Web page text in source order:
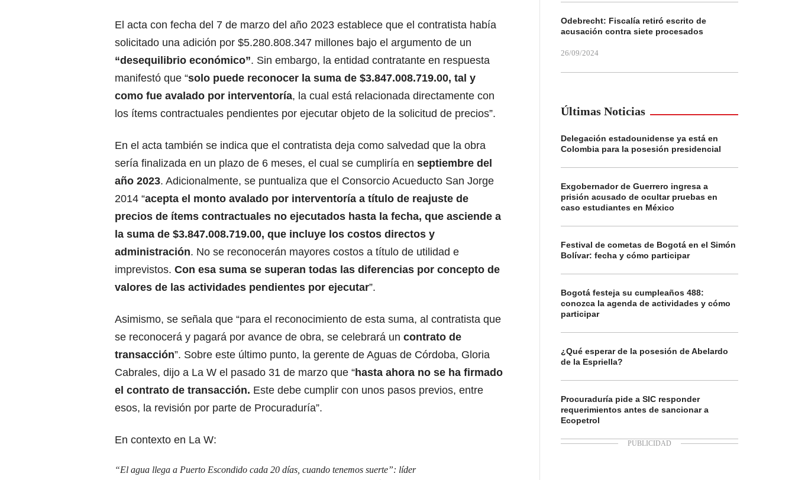
El acta con fecha del 7 de marzo del año 2023 establece que el contratista había
solicitado una adición por $5.280.808.347 millones bajo el argumento de un
“desequilibrio económico”. Sin embargo, la entidad contratante en respuesta
manifestó que “solo puede reconocer la suma de $3.847.008.719.00, tal y
como fue avalado por interventoría, la cual está relacionada directamente con
los ítems contractuales pendientes por ejecutar objeto de la solicitud de precios”.
En el acta también se indica que el contratista deja como salvedad que la obra
sería finalizada en un plazo de 6 meses, el cual se cumpliría en septiembre del
año 2023. Adicionalmente, se puntualiza que el Consorcio Acueducto San Jorge
2014 “acepta el monto avalado por interventoría a título de reajuste de
precios de ítems contractuales no ejecutados hasta la fecha, que asciende a
la suma de $3.847.008.719.00, que incluye los costos directos y
administración. No se reconocerán mayores costos a título de utilidad e
imprevistos. Con esa suma se superan todas las diferencias por concepto de
valores de las actividades pendientes por ejecutar”.
Asimismo, se señala que “para el reconocimiento de esta suma, al contratista que
se reconocerá y pagará por avance de obra, se celebrará un contrato de
transacción”. Sobre este último punto, la gerente de Aguas de Córdoba, Gloria
Cabrales, dijo a La W el pasado 31 de marzo que “hasta ahora no se ha firmado
el contrato de transacción. Este debe cumplir con unos pasos previos, entre
esos, la revisión por parte de Procuraduría”.
En contexto en La W:
“El agua llega a Puerto Escondido cada 20 días, cuando tenemos suerte”: líder
Odebrecht: Fiscalía retiró escrito de
acusación contra siete procesados
26/09/2024
Últimas Noticias
Delegación estadounidense ya está en
Colombia para la posesión presidencial
Exgobernador de Guerrero ingresa a
prisión acusado de ocultar pruebas en
caso estudiantes en México
Festival de cometas de Bogotá en el Simón
Bolívar: fecha y cómo participar
Bogotá festeja su cumpleaños 488:
conozca la agenda de actividades y cómo
participar
¿Qué esperar de la posesión de Abelardo
de la Espriella?
Procuraduría pide a SIC responder
requerimientos antes de sancionar a
Ecopetrol